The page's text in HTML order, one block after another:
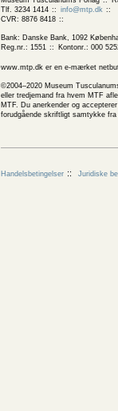
Tlf. 3234 1414
info@mtp.dk
CVR: 8876 8418
Bank: Danske Bank, 1092
Reg.nr.: 1551
Kontonr.: 000
www.mtp.dk er en e-mærket
©2004–2020 Museum
eller tredjemand fra hvem MTF
MTF. Du anerkender og
forudgående skriftligt samtykke fra
Handelsbetingelser Juridiske